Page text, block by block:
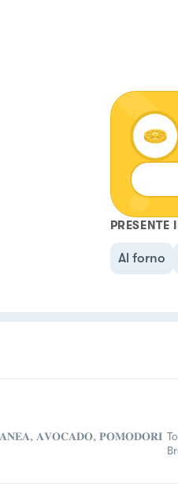
PRESENTE
Al forno
𝐀𝐕𝐎𝐂𝐀𝐃𝐎, 𝐏𝐎𝐌𝐎𝐃𝐎𝐑𝐈